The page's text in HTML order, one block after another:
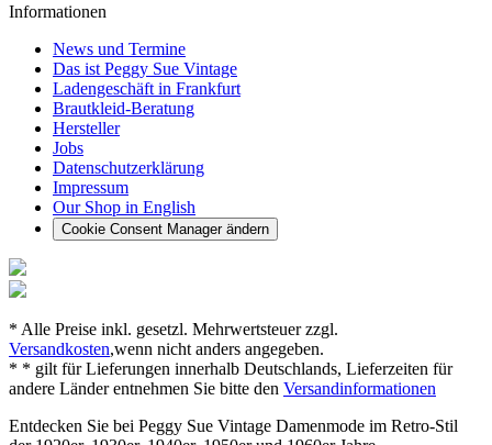
Informationen
News und Termine
Das ist Peggy Sue Vintage
Ladengeschäft in Frankfurt
Brautkleid-Beratung
Hersteller
Jobs
Datenschutzerklärung
Impressum
Our Shop in English
Cookie Consent Manager ändern
* Alle Preise inkl. gesetzl. Mehrwertsteuer zzgl.
Versandkosten,wenn nicht anders angegeben.
* * gilt für Lieferungen innerhalb Deutschlands, Lieferzeiten für
andere Länder entnehmen Sie bitte den Versandinformationen
Entdecken Sie bei Peggy Sue Vintage Damenmode im Retro-Stil